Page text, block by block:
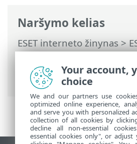
Naršymo kelias
ESET interneto žinynas>
Security Premium>
nustatymas>Apsaugos
Failų sistemos apsauga
Your account,
choice
We and our partners use
optimized online experience,
and serve you with personalized
collection of all cookies by
decline all non-essential
essential cookies only", or